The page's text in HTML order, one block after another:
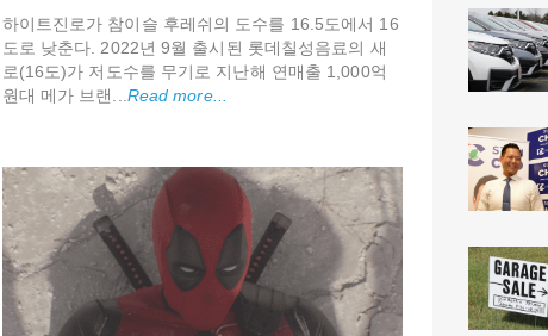
하이트진로가 참이슬 후레쉬의 도수를 16.5도에서 16
도로 낮춘다. 2022년 9월 출시된 롯데칠성음료의 새
로(16도)가 저도수를 무기로 지난해 연매출 1,000억
원대 메가 브랜... Read more...